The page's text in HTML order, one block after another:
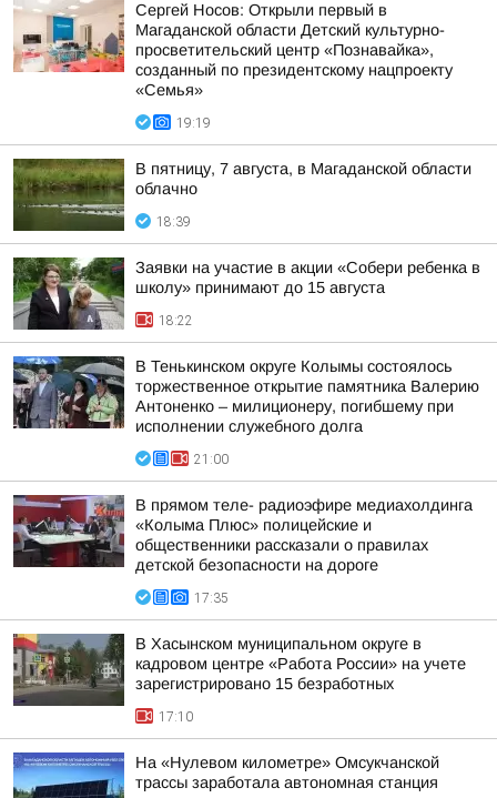
Сергей Носов: Открыли первый в
Магаданской области Детский культурно-
просветительский центр «Познавайка»,
созданный по президентскому нацпроекту
«Семья»
19:19
В пятницу, 7 августа, в Магаданской области
облачно
18:39
Заявки на участие в акции «Собери ребенка в
школу» принимают до 15 августа
18:22
В Тенькинском округе Колымы состоялось
торжественное открытие памятника Валерию
Антоненко – милиционеру, погибшему при
исполнении служебного долга
21:00
В прямом теле- радиоэфире медиахолдинга
«Колыма Плюс» полицейские и
общественники рассказали о правилах
детской безопасности на дороге
17:35
В Хасынском муниципальном округе в
кадровом центре «Работа России» на учете
зарегистрировано 15 безработных
17:10
На «Нулевом километре» Омсукчанской
трассы заработала автономная станция